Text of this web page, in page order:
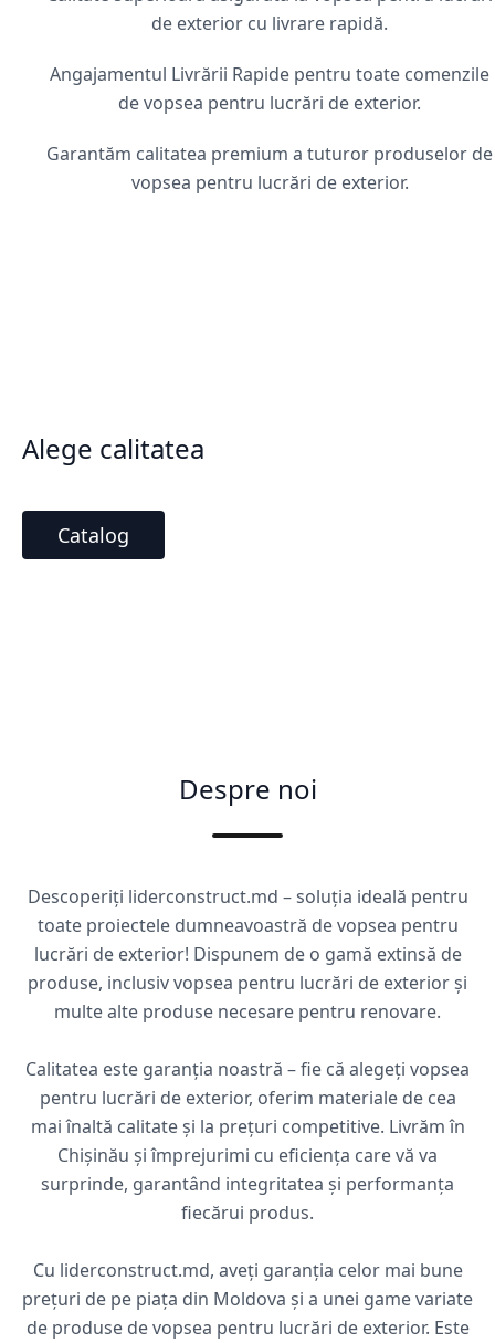
de exterior cu livrare rapidă.
Angajamentul Livrării Rapide pentru toate comenzile
de vopsea pentru lucrări de exterior.
Garantăm calitatea premium a tuturor produselor de
vopsea pentru lucrări de exterior.
Alege calitatea
Catalog
Despre noi
Descoperiți liderconstruct.md – soluția ideală pentru
toate proiectele dumneavoastră de vopsea pentru
lucrări de exterior! Dispunem de o gamă extinsă de
produse, inclusiv vopsea pentru lucrări de exterior și
multe alte produse necesare pentru renovare.
Calitatea este garanția noastră – fie că alegeți vopsea
pentru lucrări de exterior, oferim materiale de cea
mai înaltă calitate și la prețuri competitive. Livrăm în
Chișinău și împrejurimi cu eficiența care vă va
surprinde, garantând integritatea și performanța
fiecărui produs.
Cu liderconstruct.md, aveți garanția celor mai bune
prețuri de pe piața din Moldova și a unei game variate
de produse de vopsea pentru lucrări de exterior. Este